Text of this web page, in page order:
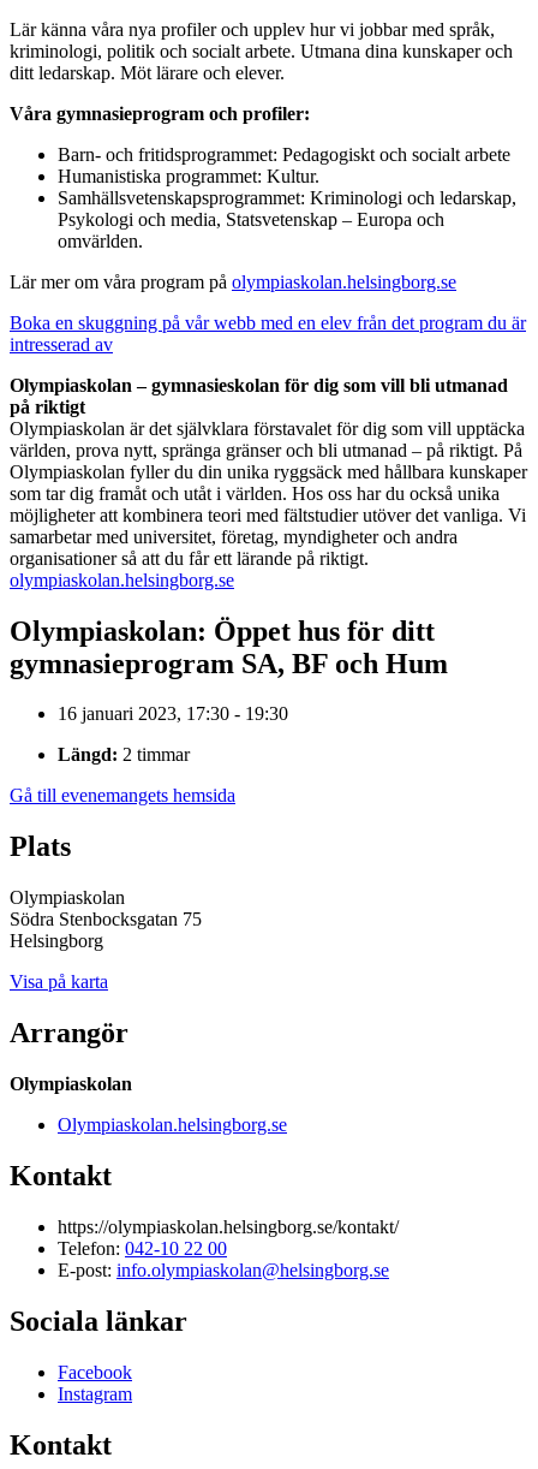
Lär känna våra nya profiler och upplev hur vi jobbar med språk,
kriminologi, politik och socialt arbete. Utmana dina kunskaper och
ditt ledarskap. Möt lärare och elever.
Våra gymnasieprogram och profiler:
Barn- och fritidsprogrammet: Pedagogiskt och socialt arbete
Humanistiska programmet: Kultur.
Samhällsvetenskapsprogrammet: Kriminologi och ledarskap,
Psykologi och media, Statsvetenskap – Europa och
omvärlden.
Lär mer om våra program på olympiaskolan.helsingborg.se
Boka en skuggning på vår webb med en elev från det program du är
intresserad av
Olympiaskolan – gymnasieskolan för dig som vill bli utmanad
på riktigt
Olympiaskolan är det självklara förstavalet för dig som vill upptäcka
världen, prova nytt, spränga gränser och bli utmanad – på riktigt. På
Olympiaskolan fyller du din unika ryggsäck med hållbara kunskaper
som tar dig framåt och utåt i världen. Hos oss har du också unika
möjligheter att kombinera teori med fältstudier utöver det vanliga. Vi
samarbetar med universitet, företag, myndigheter och andra
organisationer så att du får ett lärande på riktigt.
olympiaskolan.helsingborg.se
Olympiaskolan: Öppet hus för ditt
gymnasieprogram SA, BF och Hum
16 januari 2023, 17:30 - 19:30
Längd: 2 timmar
Gå till evenemangets hemsida
Plats
Olympiaskolan
Södra Stenbocksgatan 75
Helsingborg
Visa på karta
Arrangör
Olympiaskolan
Olympiaskolan.helsingborg.se
Kontakt
https://olympiaskolan.helsingborg.se/kontakt/
Telefon: 042-10 22 00
E-post: info.olympiaskolan@helsingborg.se
Sociala länkar
Facebook
Instagram
Kontakt